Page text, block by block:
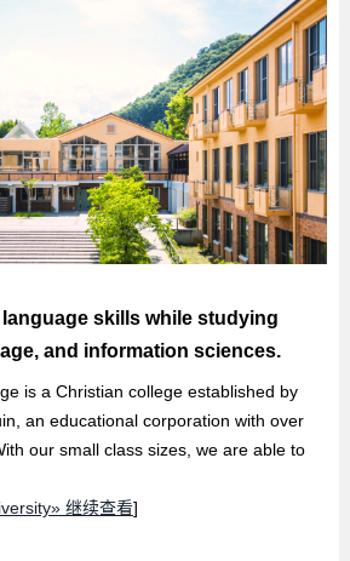
skills while studying
and information sciences.
is a Christian college established by
an educational corporation with over
our small class sizes, we are able to
继续查看]